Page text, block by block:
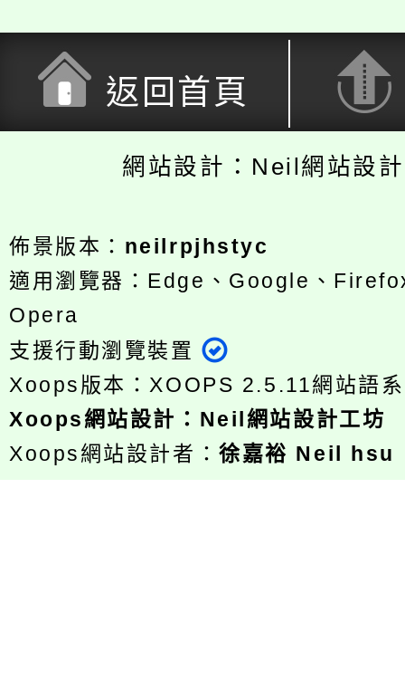
返回首頁
網站設計：Neil網站設
佈景版本： neilrpjhstyc
適用瀏覽器：Edge、Google、
Opera
支援行動瀏覽裝置
Xoops版本： XOOPS 2.5.11網站語
Xoops網站設計 ： Neil網站設計工坊
Xoops網站設計者：徐嘉裕 Neil hsu